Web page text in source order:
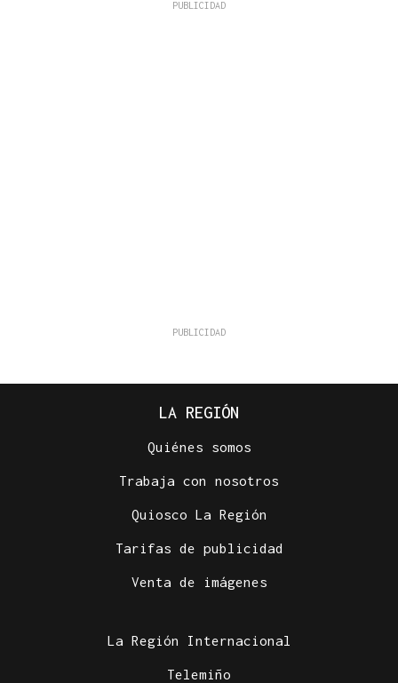
LA REGIÓN
Quiénes somos
Trabaja con nosotros
Quiosco La Región
Tarifas de publicidad
Venta de imágenes
La Región Internacional
Telemiño